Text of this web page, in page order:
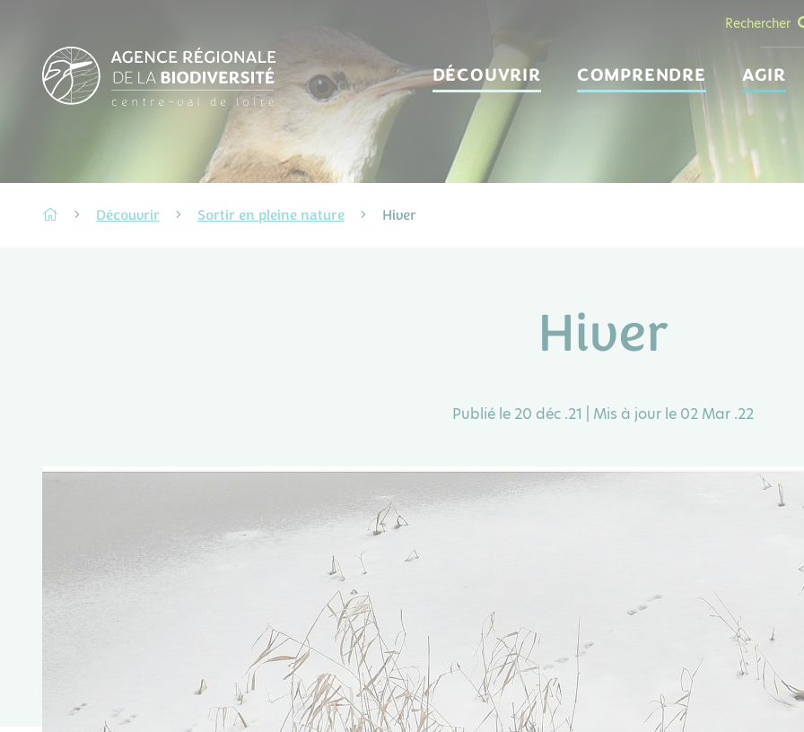
Rechercher
DÉCOUVRIR COMPRENDRE AGIR
Découvrir Sortir en pleine nature Hiver
Hiver
Publié le 20 déc .21 | Mis à jour le 02 Mar .22